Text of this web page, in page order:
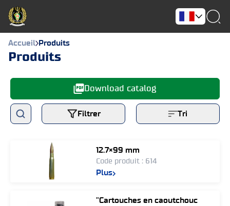
Accueil Produits
Produits
Download catalog
Filtrer Tri
12.7×99 mm
Code produit : 614
Plus
"Cartouches en caoutchouc